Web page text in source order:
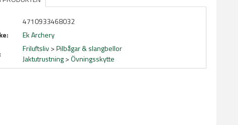
4710933468032
Ek Archery
Friluftsliv>Pilbågar & slangbellor
Jaktutrustning>Övningsskytte